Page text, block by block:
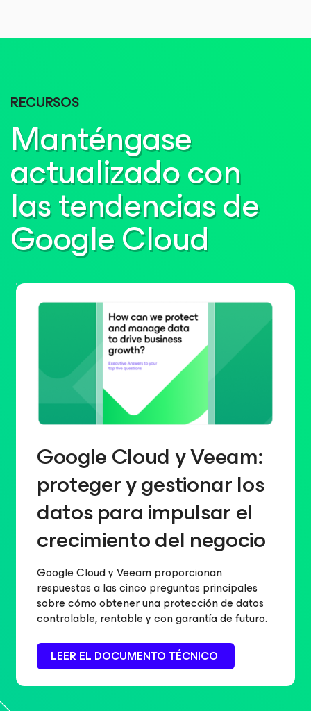
RECURSOS
Manténgase
actualizado con
las tendencias de
Google Cloud
Google Cloud y Veeam:
proteger y gestionar los
datos para impulsar el
crecimiento del negocio
Google Cloud y Veeam proporcionan
respuestas a las cinco preguntas principales
sobre cómo obtener una protección de datos
controlable, rentable y con garantía de futuro.
LEER EL DOCUMENTO TÉCNICO